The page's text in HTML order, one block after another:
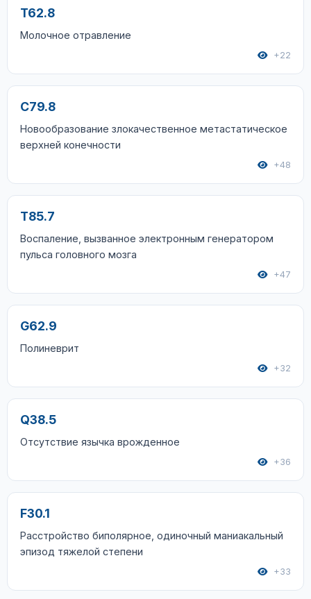
T62.8
Молочное отравление
+22
C79.8
Новообразование злокачественное метастатическое
верхней конечности
+48
T85.7
Воспаление, вызванное электронным генератором
пульса головного мозга
+47
G62.9
Полиневрит
+32
Q38.5
Отсутствие язычка врожденное
+36
F30.1
Расстройство биполярное, одиночный маниакальный
эпизод тяжелой степени
+33